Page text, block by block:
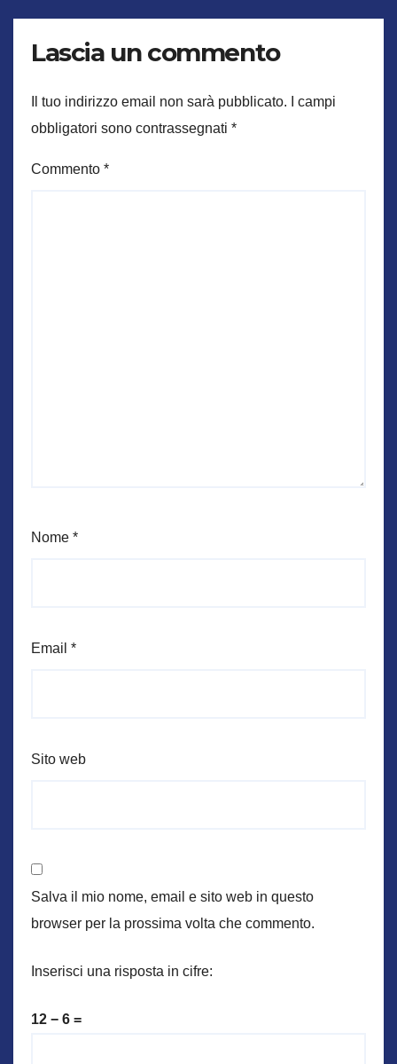
Lascia un commento
Il tuo indirizzo email non sarà pubblicato.
I campi
obbligatori sono contrassegnati *
Commento *
Nome *
Email *
Sito web
Salva il mio nome, email e sito web in questo
browser per la prossima volta che commento.
Inserisci una risposta in cifre:
12 − 6 =